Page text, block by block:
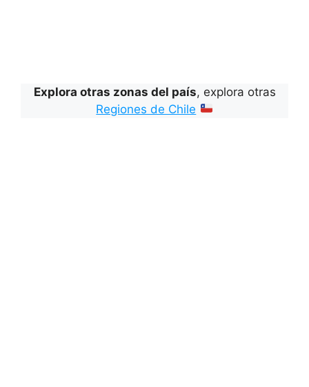
Explora otras zonas del país, explora otras
Regiones de Chile